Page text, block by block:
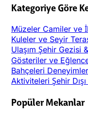
Kategoriye Göre
Müzeler Camiler ve
Kuleler ve Seyir
Ulaşım Şehir Gezisi
Gösteriler ve
Bahçeleri Deneyimler
Aktiviteleri Şehir Dışı
Popüler Mekanlar